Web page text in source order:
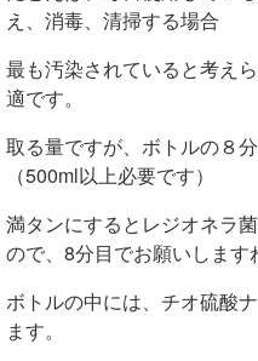
え、消毒、清掃する場合
最も汚染されていると考え
適です。
取る量ですが、ボトルの８
（500ml以上必要です）
満タンにするとレジオネラ
ので、8分目でお願いします
ボトルの中には、チオ硫酸
ます。